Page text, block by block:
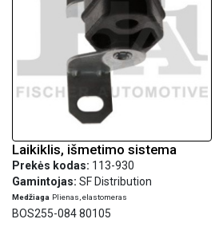
Laikiklis, išmetimo sistema
Prekės kodas: 113-930
Gamintojas: SF Distribution
Medžiaga Plienas, elastomeras
BOS255-084 80105